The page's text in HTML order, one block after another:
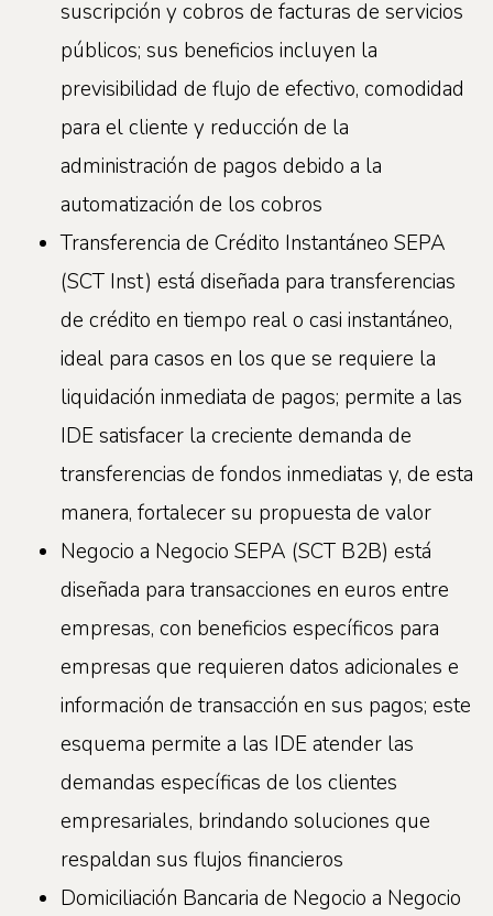
suscripción y cobros de facturas de servicios
públicos; sus beneficios incluyen la
previsibilidad de flujo de efectivo, comodidad
para el cliente y reducción de la
administración de pagos debido a la
automatización de los cobros
Transferencia de Crédito Instantáneo SEPA
(SCT Inst) está diseñada para transferencias
de crédito en tiempo real o casi instantáneo,
ideal para casos en los que se requiere la
liquidación inmediata de pagos; permite a las
IDE satisfacer la creciente demanda de
transferencias de fondos inmediatas y, de esta
manera, fortalecer su propuesta de valor
Negocio a Negocio SEPA (SCT B2B) está
diseñada para transacciones en euros entre
empresas, con beneficios específicos para
empresas que requieren datos adicionales e
información de transacción en sus pagos; este
esquema permite a las IDE atender las
demandas específicas de los clientes
empresariales, brindando soluciones que
respaldan sus flujos financieros
Domiciliación Bancaria de Negocio a Negocio